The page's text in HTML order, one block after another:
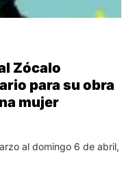
Zócalo
para su obra
mujer
al domingo 6 de abril,